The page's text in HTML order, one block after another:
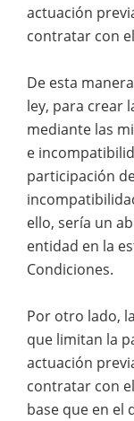
actuación
contratar con
De esta
ley, para crear
mediante las
e
participación
ello, sería un
entidad en la
Condiciones.
Por otro lado,
que limitan la
actuación
contratar con
base que en el